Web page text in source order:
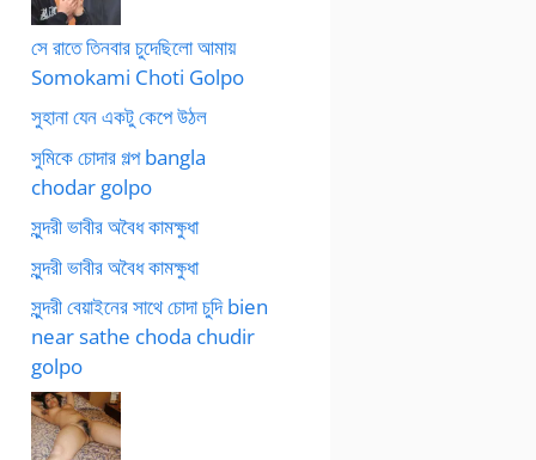
সে রাতে তিনবার চুদেছিলো আমায়
Somokami Choti Golpo
সুহানা যেন একটু কেপে উঠল
সুমিকে চোদার গল্প bangla
chodar golpo
সুন্দরী ভাবীর অবৈধ কামক্ষুধা
সুন্দরী ভাবীর অবৈধ কামক্ষুধা
সুন্দরী বেয়াইনের সাথে চোদা চুদি bien
near sathe choda chudir
golpo